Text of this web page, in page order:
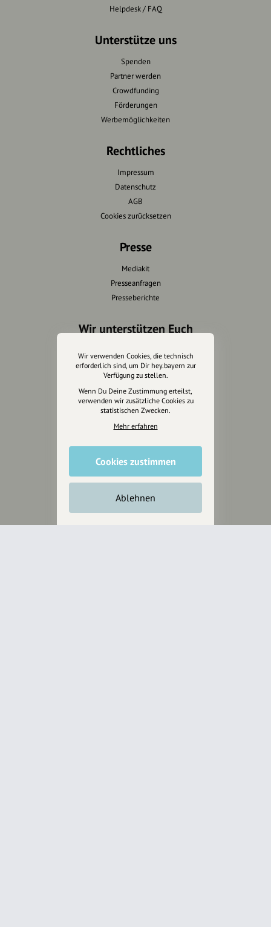
Helpdesk / FAQ
Unterstütze uns
Spenden
Partner werden
Crowdfunding
Förderungen
Werbemöglichkeiten
Rechtliches
Impressum
Datenschutz
AGB
Cookies zurücksetzen
Presse
Mediakit
Presseanfragen
Presseberichte
Wir unterstützen Euch
Marketing
Design & Branding
Anakin Design
Unterstütze
unsere Plattform
hey.bayern ist ein Projekt von
uns für unsere Region und
für alle, die uns besuchen
Wir verwenden Cookies, die technisch
erforderlich sind, um Dir hey.bayern zur
Verfügung zu stellen.
Wenn Du Deine Zustimmung erteilst,
verwenden wir zusätzliche Cookies zu
statistischen Zwecken.
Mehr erfahren
Cookies zustimmen
Ablehnen